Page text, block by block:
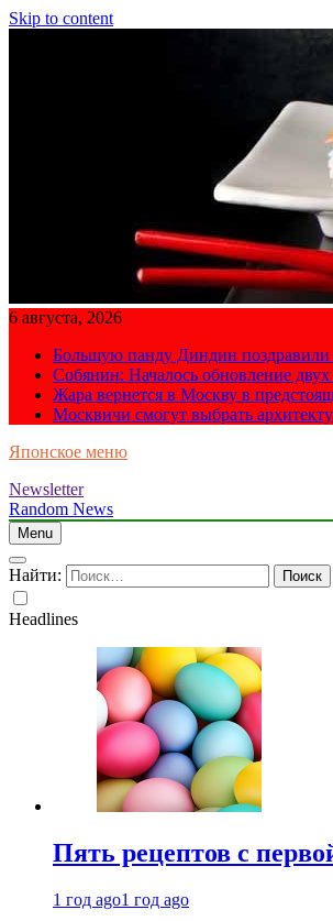
Skip to content
6 августа, 2026
Большую панду Диндин поздравили
Собянин: Началось обновление
Жара вернется в Москву в
Москвичи смогут выбрать
Японское меню
Newsletter
Random News
Menu
Найти:
Headlines
Пять рецептов с
1 год ago1 год ago